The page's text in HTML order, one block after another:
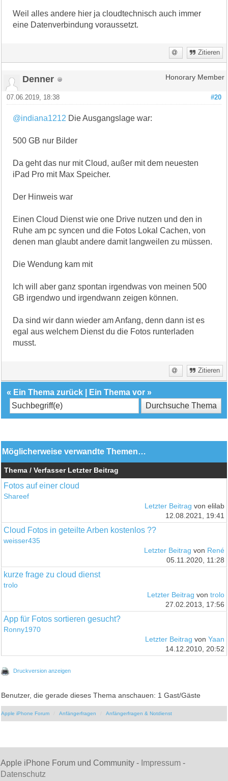
Weil alles andere hier ja cloudtechnisch auch immer
eine Datenverbindung voraussetzt.
Zitieren
Denner Honorary Member
#20
07.06.2019, 18:38
@indiana1212 Die Ausgangslage war:
500 GB nur Bilder
Da geht das nur mit Cloud, außer mit dem neuesten
iPad Pro mit Max Speicher.
Der Hinweis war
Einen Cloud Dienst wie one Drive nutzen und den in
Ruhe am pc syncen und die Fotos Lokal Cachen, von
denen man glaubt andere damit langweilen zu müssen.
Die Wendung kam mit
Ich will aber ganz spontan irgendwas von meinen 500
GB irgendwo und irgendwann zeigen können.
Da sind wir dann wieder am Anfang, denn dann ist es
egal aus welchem Dienst du die Fotos runterladen
musst.
Zitieren
« Ein Thema zurück Ein Thema vor »
Möglicherweise verwandte Themen…
Thema / Verfasser Letzter Beitrag
Fotos auf einer cloud
Shareef
Letzter Beitrag von elilab
12.08.2021, 19:41
Cloud Fotos in geteilte Arben kostenlos ??
weisser435
Letzter Beitrag von René
05.11.2020, 11:28
kurze frage zu cloud dienst
trolo
Letzter Beitrag von trolo
27.02.2013, 17:56
App für Fotos sortieren gesucht?
Ronny1970
Letzter Beitrag von Yaan
14.12.2010, 20:52
Druckversion anzeigen
Benutzer, die gerade dieses Thema anschauen: 1 Gast/Gäste
Apple iPhone Forum Anfängerfragen Anfängerfragen & Notdienst
Apple iPhone Forum und Community - Impressum -
Datenschutz